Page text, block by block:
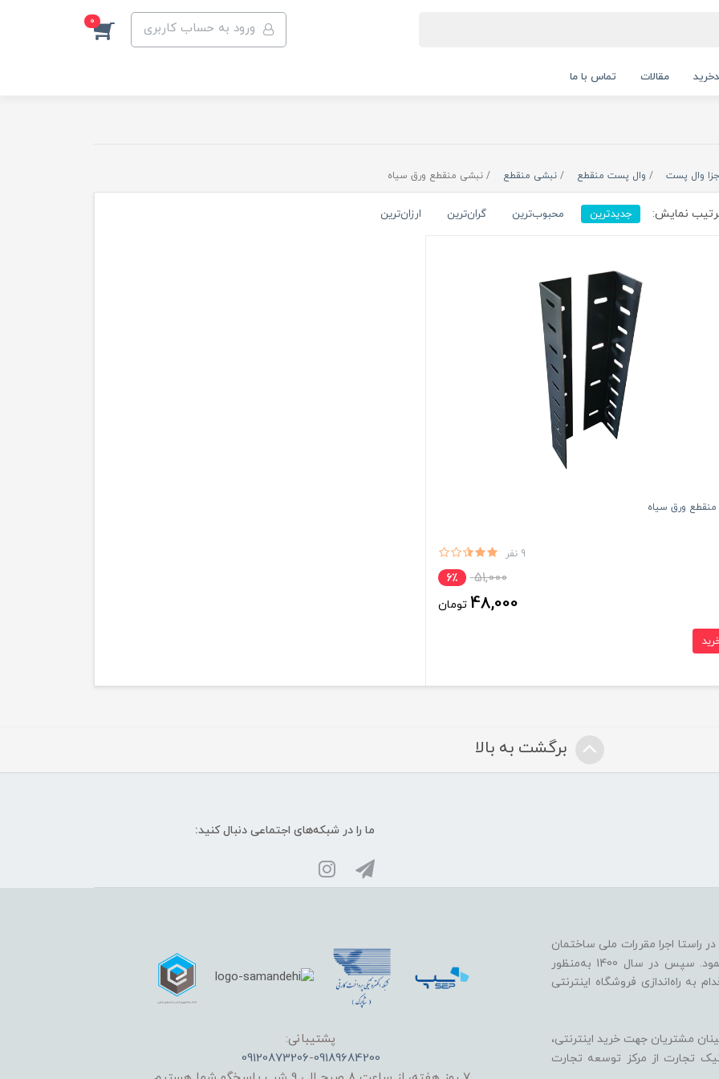
ورود به حساب کاربری 0
مقالات تماس با ما
وال پست وال پست منقطع نبشی منقطع نبشی منقطع ورق سیاه
نمایش: جدیدترین محبوب‌ترین گران‌ترین ارزان‌ترین
ورق سیاه
9 نفر
51,000 6٪
48,000 تومان
برگشت به بالا
ما را در شبکه‌های اجتماعی دنبال کنید:
خود را در راستا اجرا مقررات ملی ساختمان
در زمینه پایدارسازی دیوارها در برابر زلزله و باد آغاز نمود. سپس در سال 1400 به‌منظور
به راه‌اندازی فروشگاه اینترنتی
مشتریان جهت خرید اینترنتی،
تجارت از مرکز توسعه تجارت
پشتیبانی:
09120873206-09189684200